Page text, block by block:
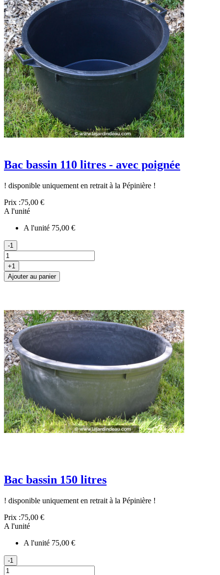
Bac bassin 110 litres - avec poignée
! disponible uniquement en retrait à la Pépinière !
Prix :75,00 €
A l'unité
A l'unité 75,00 €
-1
+1
Ajouter au panier
Bac bassin 150 litres
! disponible uniquement en retrait à la Pépinière !
Prix :75,00 €
A l'unité
A l'unité 75,00 €
-1